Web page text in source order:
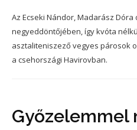
Az Ecseki Nándor, Madarász
negyeddöntőjében, így kvóta
asztaliteniszező vegyes párosok
a csehországi Havirovban.
Győzelemmel